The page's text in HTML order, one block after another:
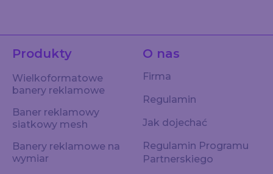
Produkty
Wielkoformatowe
banery reklamowe
Baner reklamowy
siatkowy mesh
Banery reklamowe na
wymiar
O nas
Firma
Regulamin
Jak dojechać
Regulamin Programu
Partnerskiego